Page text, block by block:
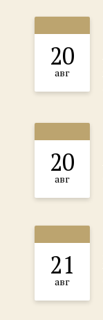
20
авг
20
авг
21
авг